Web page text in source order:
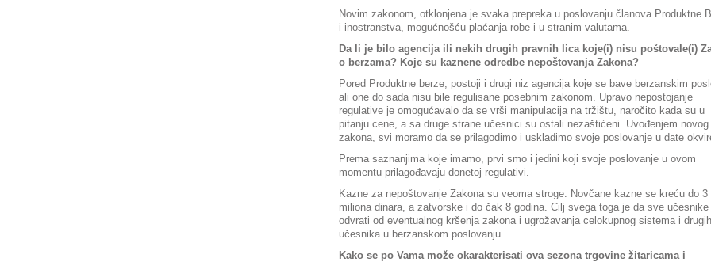
Novim zakonom, otklonjena je svaka prepreka u poslovanju članova Produktne
i inostranstva, mogućnošću plaćanja robe i u stranim valutama.
Da li je bilo agencija ili nekih drugih pravnih lica koje(i) nisu poštovale(i)
o berzama? Koje su kaznene odredbe nepoštovanja Zakona?
Pored Produktne berze, postoji i drugi niz agencija koje se bave berzanskim
ali one do sada nisu bile regulisane posebnim zakonom. Upravo nepostojanje
regulative je omogućavalo da se vrši manipulacija na tržištu, naročito kada su u
pitanju cene, a sa druge strane učesnici su ostali nezaštićeni. Uvođenjem novog
zakona, svi moramo da se prilagodimo i uskladimo svoje poslovanje u date
Prema saznanjima koje imamo, prvi smo i jedini koji svoje poslovanje u ovom
momentu prilagođavaju donetoj regulativi.
Kazne za nepoštovanje Zakona su veoma stroge. Novčane kazne se kreću do 3
miliona dinara, a zatvorske i do čak 8 godina. Cilj svega toga je da sve učesnike
odvrati od eventualnog kršenja zakona i ugrožavanja celokupnog sistema i drugih
učesnika u berzanskom poslovanju.
Kako se po Vama može okarakterisati ova sezona trgovine žitaricama i